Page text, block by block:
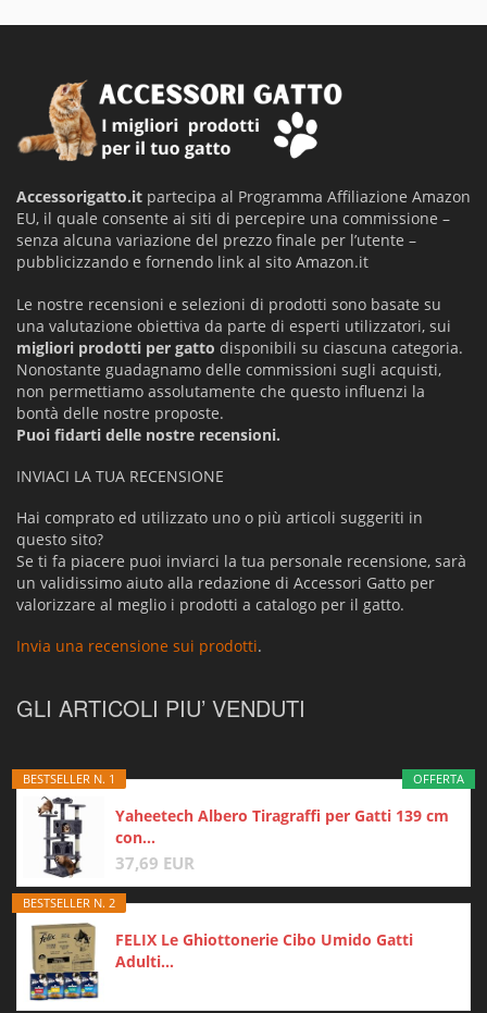
Accessorigatto.it partecipa al Programma Affiliazione Amazon
EU, il quale consente ai siti di percepire una commissione –
senza alcuna variazione del prezzo finale per l’utente –
pubblicizzando e fornendo link al sito Amazon.it
Le nostre recensioni e selezioni di prodotti sono basate su
una valutazione obiettiva da parte di esperti utilizzatori, sui
migliori prodotti per gatto disponibili su ciascuna categoria.
Nonostante guadagnamo delle commissioni sugli acquisti,
non permettiamo assolutamente che questo influenzi la
bontà delle nostre proposte.
Puoi fidarti delle nostre recensioni.
INVIACI LA TUA RECENSIONE
Hai comprato ed utilizzato uno o più articoli suggeriti in
questo sito?
Se ti fa piacere puoi inviarci la tua personale recensione, sarà
un validissimo aiuto alla redazione di Accessori Gatto per
valorizzare al meglio i prodotti a catalogo per il gatto.
Invia una recensione sui prodotti.
GLI ARTICOLI PIU’ VENDUTI
OFFERTA
BESTSELLER N. 1
Yaheetech Albero Tiragraffi per Gatti 139 cm
con...
37,69 EUR
BESTSELLER N. 2
FELIX Le Ghiottonerie Cibo Umido Gatti
Adulti...